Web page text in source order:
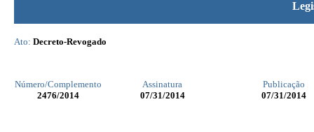
Ato: Decreto-Revogado
Número/Complemento Assinatura
Publicação
2476/2014 07/31/2014 07/31/2014